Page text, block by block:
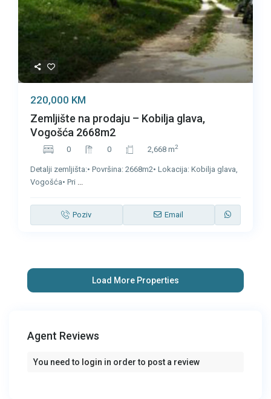
220,000 KM
Zemljište na prodaju – Kobilja glava,
Vogošća 2668m2
0 0 2,668 m2
Detalji zemljišta:• Površina: 2668m2• Lokacija: Kobilja glava,
Vogošća• Pri
Poziv Email
Agent Reviews
You need to login in order to post a review